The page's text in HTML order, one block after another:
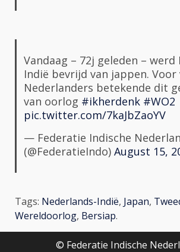
Vandaag – 72j geleden – werd
Indië bevrijd van jappen. Voor
Nederlanders betekende dit
van oorlog #ikherdenk #WO2
pic.twitter.com/7kaJbZaoYV
— Federatie Indische
(@FederatieIndo) August 15,
Tags: Nederlands-Indië, Japan,
Wereldoorlog, Bersiap.
© Federatie Indische